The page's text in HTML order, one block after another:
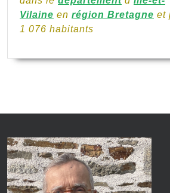
Vilaine en région Bretagne et
1 076 habitants